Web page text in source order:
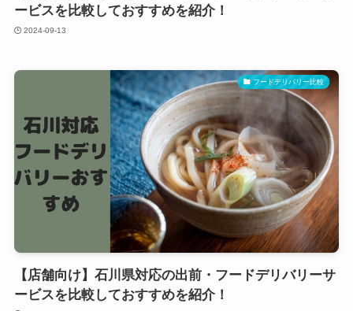
ービスを比較しておすすめを紹介！
2024-09-13
フードデリバリー比較
【店舗向け】石川県対応の出前・フードデリバリーサ
ービスを比較しておすすめを紹介！